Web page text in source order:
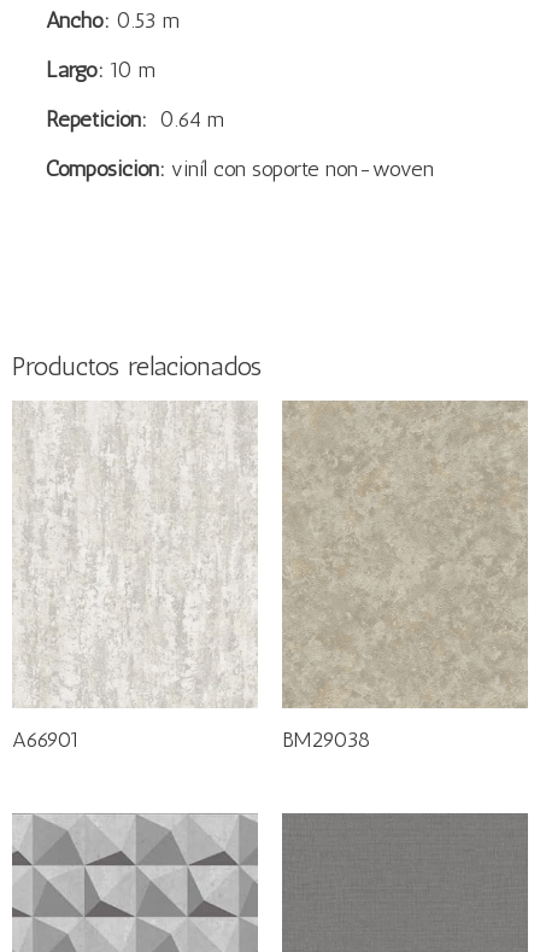
Ancho: 0.53 m
Largo: 10 m
Repetición: 0.64 m
Composición: viníl con soporte non-woven
Productos relacionados
A66901 BM29038